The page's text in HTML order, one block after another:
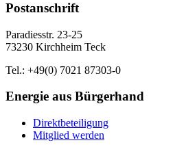
Postanschrift
Paradiesstr. 23-25
73230 Kirchheim Teck
Tel.: +49(0) 7021 87303-0
Energie aus Bürgerhand
Direktbeteiligung
Mitglied werden